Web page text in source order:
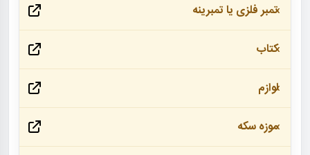
تمبر فلزی یا تمبرینه
کتاب
لوازم
موزه سکه